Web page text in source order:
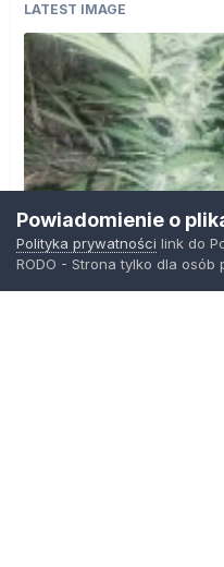
LATEST IMAGE
Powiadomienie o
Polityka prywatności link do
RODO - Strona tylko dla osób